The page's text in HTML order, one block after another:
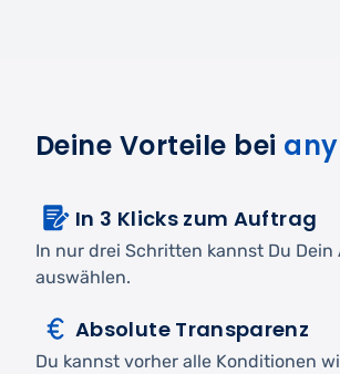
Deine Vorteile bei
In 3 Klicks zum Auftrag
In nur drei Schritten kannst Du
auswählen.
Absolute Transparenz
Du kannst vorher alle Konditionen